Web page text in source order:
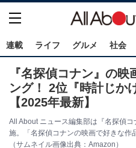
連載 ライフ グルメ 社会
『名探偵コナン』の
ング！ 2位『時計じか
【2025年最新】
All About ニュース編集部は『名探偵
施。「名探偵コナンの映画で好きな作
（サムネイル画像出典：Amazon）